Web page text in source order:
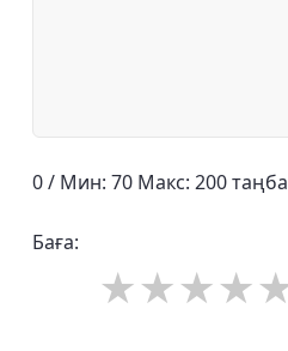
0 / Мин: 70 Макс: 200 таңба
Баға: